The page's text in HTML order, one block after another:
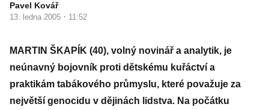
Pavel Kovář
13. ledna 2005 · 11:52
MARTIN ŠKAPÍK (40), volný novinář a analytik, je
neúnavný bojovník proti dětskému kuřáctví a
praktikám tabákového průmyslu, které považuje za
největší genocidu v dějinách lidstva. Na počátku